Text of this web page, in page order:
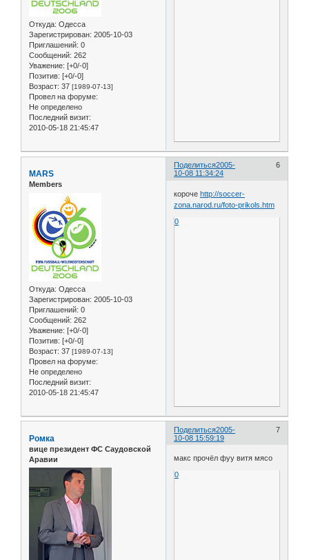
Откуда: Одесса
Зарегистрирован: 2005-10-03
Приглашений: 0
Сообщений: 262
Уважение: [+0/-0]
Позитив: [+0/-0]
Возраст: 37 [1989-07-13]
Провел на форуме:
Не определено
Последний визит:
2010-05-18 21:45:47
Поделиться 6
2005-
10-08 11:34:24
MARS
Members
Откуда: Одесса
Зарегистрирован: 2005-10-03
Приглашений: 0
Сообщений: 262
Уважение: [+0/-0]
Позитив: [+0/-0]
Возраст: 37 [1989-07-13]
Провел на форуме:
Не определено
Последний визит:
2010-05-18 21:45:47
корочеhttp://soccer-
zona.narod.ru/foto-prikols.htm
0
Поделиться 7
2005-
10-08 15:59:19
Ромка
вице президент ФС Саудовской
Аравии
макс прочёл фуу витя мясо
0